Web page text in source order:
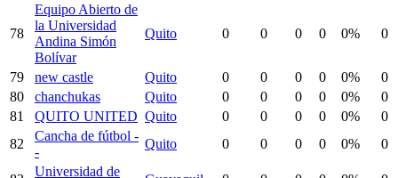
78
Equipo Abierto de
la Universidad
Andina Simón
Bolívar
Quito 0 0 0 0 0% 0
79 new castle Quito 0 0 0 0 0%
0
80
chanchukas Quito 0 0 0 0 0%
0
81
QUITO UNITED Quito 0 0 0 0 0%
0
82
Cancha de fútbol -
-
Quito 0 0 0 0 0% 0
Universidad de